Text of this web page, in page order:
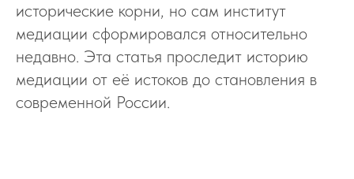
исторические корни, но сам институт
медиации сформировался относительно
недавно. Эта статья проследит историю
медиации от её истоков до становления в
современной России.